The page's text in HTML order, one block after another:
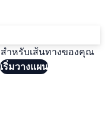
สำหรับเส้นทางของคุณ
เริ่มวางแผน